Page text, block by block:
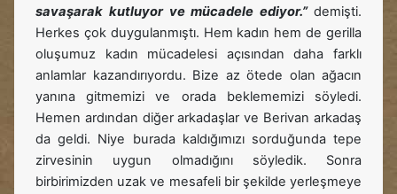
savaşarak kutluyor ve mücadele ediyor.” demişti.
Herkes çok duygulanmıştı. Hem kadın hem de gerilla
oluşumuz kadın mücadelesi açısından daha farklı
anlamlar kazandırıyordu. Bize az ötede olan ağacın
yanına gitmemizi ve orada beklememizi söyledi.
Hemen ardından diğer arkadaşlar ve Berivan arkadaş
da geldi. Niye burada kaldığımızı sorduğunda tepe
zirvesinin uygun olmadığını söyledik. Sonra
birbirimizden uzak ve mesafeli bir şekilde yerleşmeye